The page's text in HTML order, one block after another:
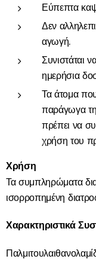
Εύπεπτα
Δεν
αγωγή.
Συνιστάται
ημερήσια
Τα άτομα
παράγωγα
πρέπει να
χρήση του
Χρήση
Τα συμπληρώματα
ισορροπημένη
Χαρακτηριστικά